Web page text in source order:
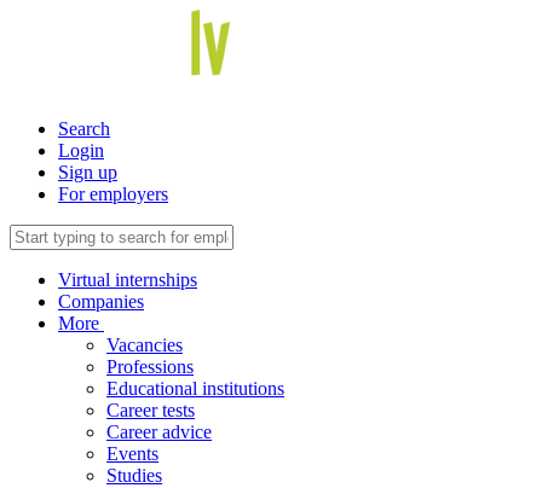
Search
Login
Sign up
For employers
Virtual internships
Companies
More
Vacancies
Professions
Educational institutions
Career tests
Career advice
Events
Studies